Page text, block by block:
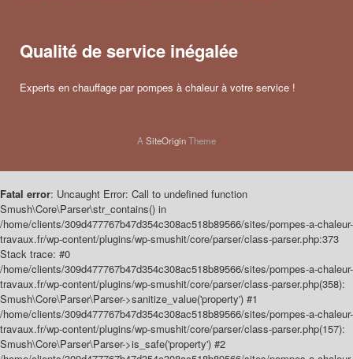
Qualité de service inégalée
Experts en chauffage par pompes à chaleur à votre service !
ASiteOriginTheme
Fatal error: Uncaught Error: Call to undefined function
Smush\Core\Parser\str_contains() in
/home/clients/309d477767b47d354c308ac518b89566/sites/pompes-a-chaleur-
travaux.fr/wp-content/plugins/wp-smushit/core/parser/class-parser.php:373
Stack trace: #0
/home/clients/309d477767b47d354c308ac518b89566/sites/pompes-a-chaleur-
travaux.fr/wp-content/plugins/wp-smushit/core/parser/class-parser.php(358):
Smush\Core\Parser\Parser->sanitize_value('property') #1
/home/clients/309d477767b47d354c308ac518b89566/sites/pompes-a-chaleur-
travaux.fr/wp-content/plugins/wp-smushit/core/parser/class-parser.php(157):
Smush\Core\Parser\Parser->is_safe('property') #2